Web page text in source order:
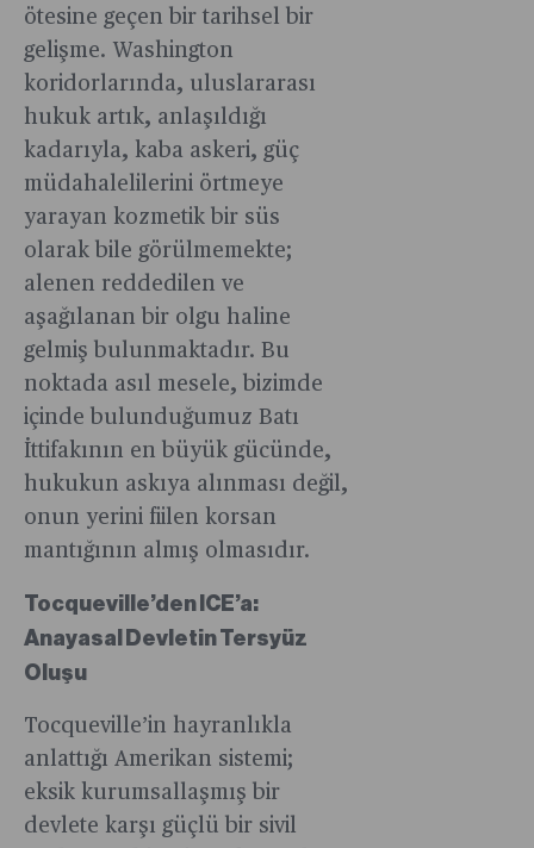
ötesine geçen bir tarihsel bir
gelişme. Washington
koridorlarında, uluslararası
hukuk artık, anlaşıldığı
kadarıyla, kaba askeri, güç
müdahalelilerini örtmeye
yarayan kozmetik bir süs
olarak bile görülmemekte;
alenen reddedilen ve
aşağılanan bir olgu haline
gelmiş bulunmaktadır. Bu
noktada asıl mesele, bizimde
içinde bulunduğumuz Batı
İttifakının en büyük gücünde,
hukukun askıya alınması değil,
onun yerini fiilen korsan
mantığının almış olmasıdır.
Tocqueville’den ICE’a:
Anayasal Devletin Tersyüz
Oluşu
Tocqueville’in hayranlıkla
anlattığı Amerikan sistemi;
eksik kurumsallaşmış bir
devlete karşı güçlü bir sivil